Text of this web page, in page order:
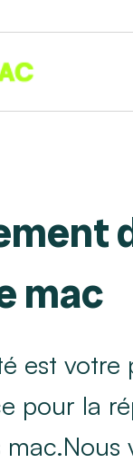
mac
est votre
pour la